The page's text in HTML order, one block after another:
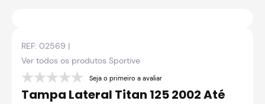
5º jaqueta
6 º bau
7 º axxis fenix
REF: 02569 |
Ver todos os produtos Sportive
Seja o primeiro a avaliar
Tampa Lateral Titan 125 2002 Até